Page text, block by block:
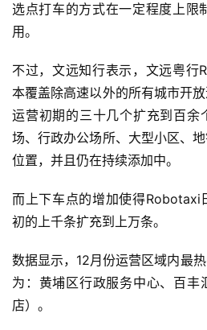
选点打车的方式在一定程度上限
用。
不过，文远知行表示，文远粤行
本覆盖除高速以外的所有城市开
运营初期的三十几个扩充到百余
场、行政办公场所、大型小区、
位置，并且仍在持续添加中。
而上下车点的增加使得Robotaxi
初的上千条扩充到上万条。
数据显示，12月份运营区域内最
为：黄埔区行政服务中心、百丰
店）。